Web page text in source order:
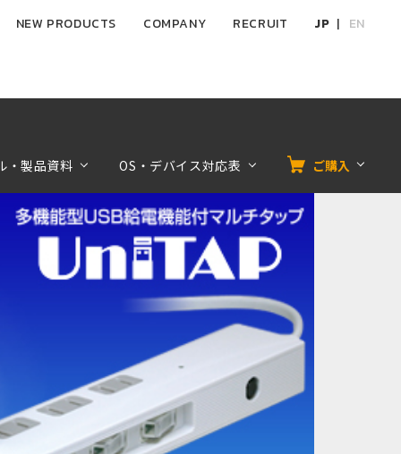
NEW PRODUCTS COMPANY RECRUIT JP EN
・製品資料 OS・デバイス対応表 ご購入